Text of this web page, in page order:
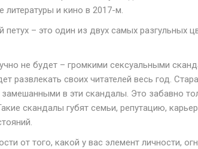
и кино в 2017-м.
петух – это один из двух самых разгульных
не будет – громкими сексуальными
развлекать своих читателей весь год.
замешанными в эти скандалы. Это забавно
скандалы губят семьи, репутацию,
от того, какой у вас элемент личности,